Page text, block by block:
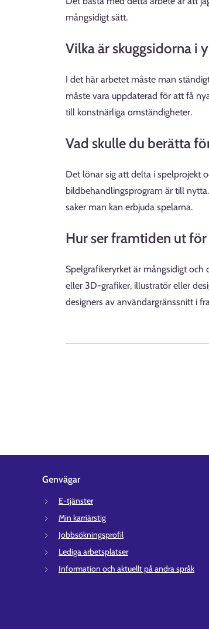
mångsidigt sätt.
Vilka är skuggsidorna i
I det här arbetet måste man
måste vara uppdaterad för att få
till konstnärliga omständigheter.
Vad skulle du berätta
Det lönar sig att delta i spelprojekt
bildbehandlingsprogram är till
saker man kan erbjuda spelarna.
Hur ser framtiden ut
Spelgrafikeryrket är mångsidigt
eller 3D-grafiker, illustratör eller
designers av användargränssnitt i
Genvägar
E-tjänster
Min karriärstig
Jobbsökningsprofil
Lediga arbetsplatser
Information och aktuellt på andra språk